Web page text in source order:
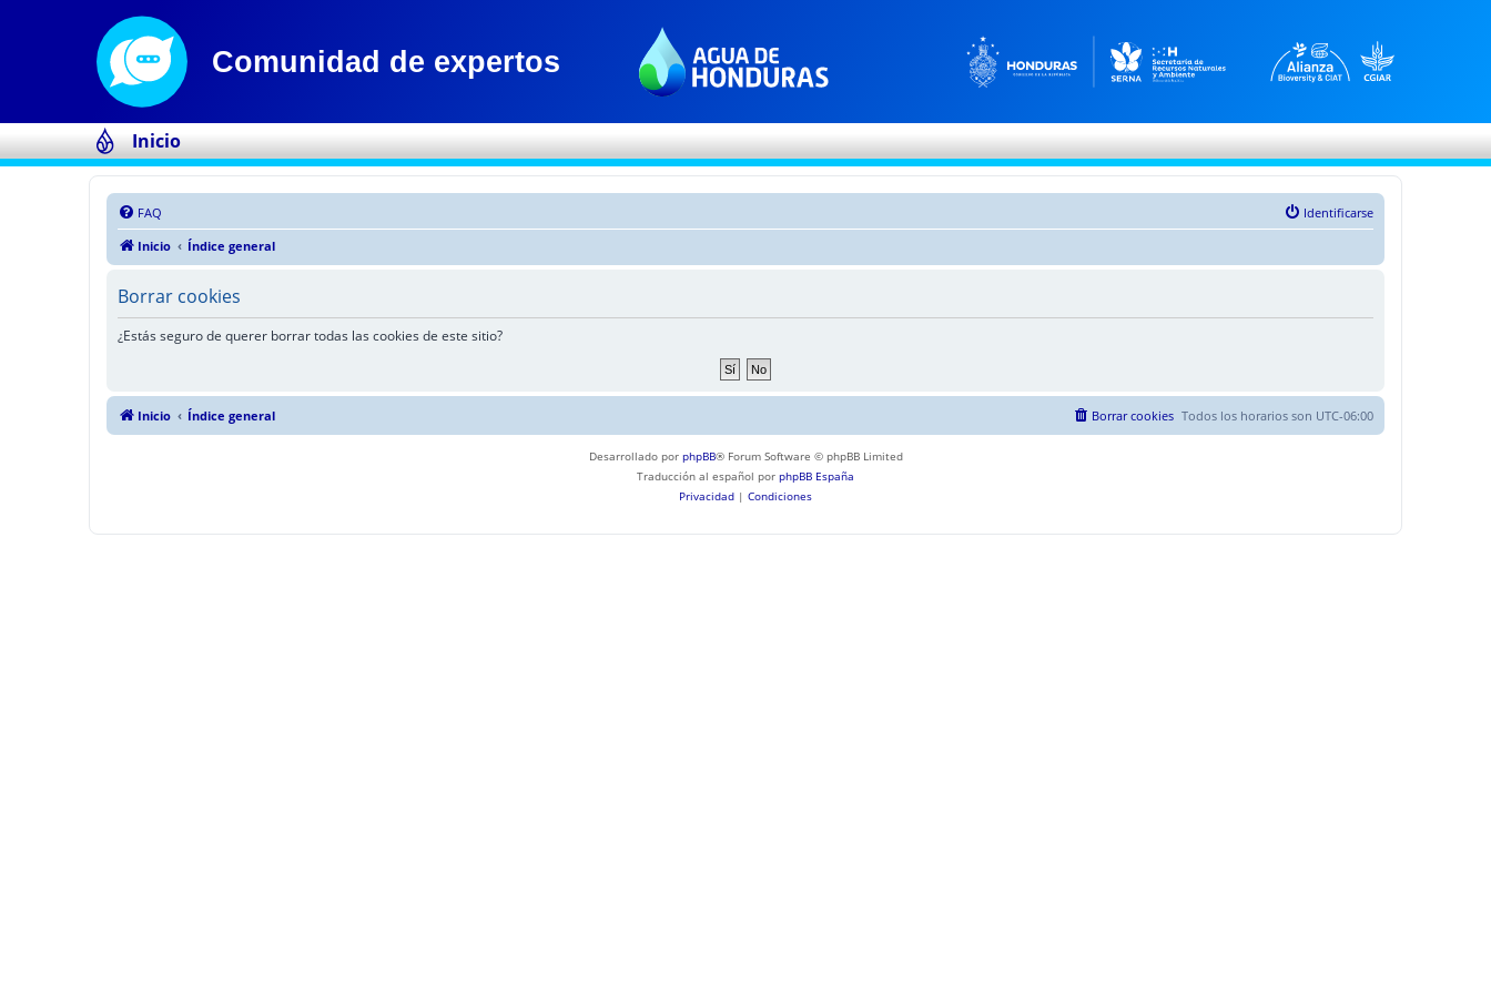
Inicio
FAQ
Identificarse
Inicio
Índice general
Borrar cookies
¿Estás seguro de querer borrar todas las cookies de este sitio?
Inicio Índice general Todos los horarios son UTC-06:00
Borrar cookies
Desarrollado por phpBB® Forum Software © phpBB Limited
Traducción al español por phpBB España
Privacidad | Condiciones